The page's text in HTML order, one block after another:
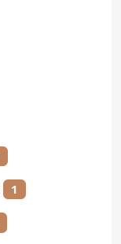
1